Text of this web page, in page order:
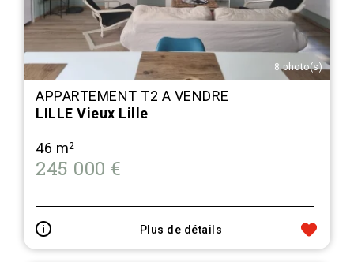
8 photo(s)
APPARTEMENT T2 A VENDRE
LILLE Vieux Lille
46 m2
245 000 €
Plus de détails